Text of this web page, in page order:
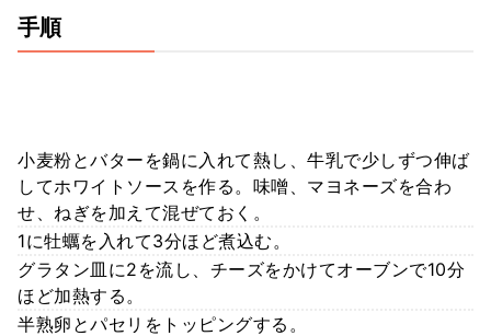
手順
小麦粉とバターを鍋に入れて熱し、牛乳で少しずつ伸ば
してホワイトソースを作る。味噌、マヨネーズを合わ
せ、ねぎを加えて混ぜておく。
1に牡蠣を入れて3分ほど煮込む。
グラタン皿に2を流し、チーズをかけてオーブンで10分
ほど加熱する。
半熟卵とパセリをトッピングする。